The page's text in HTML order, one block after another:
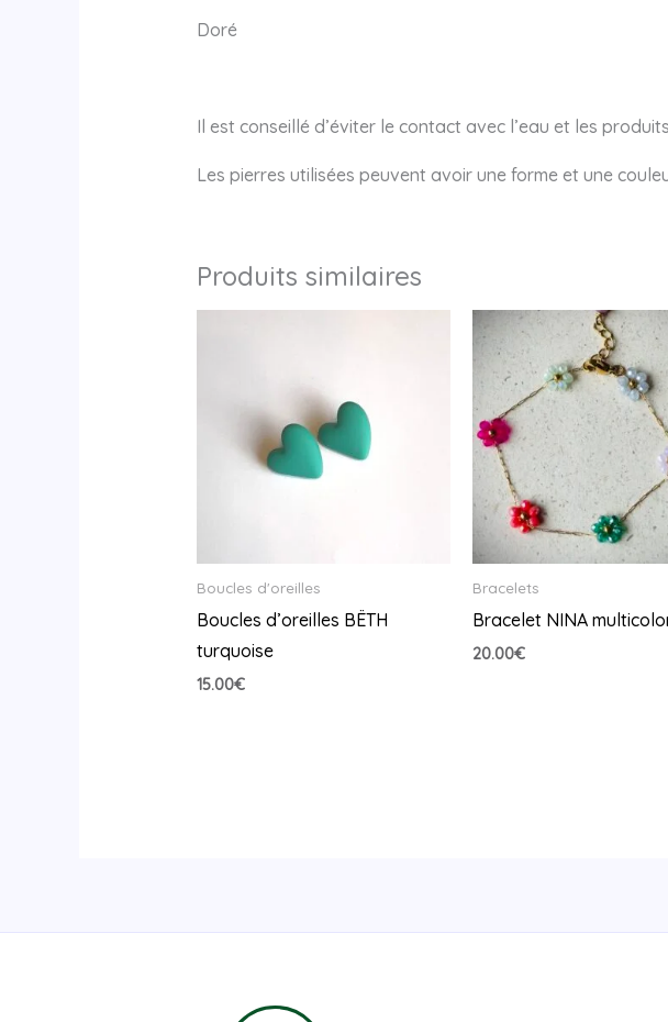
Doré
Il est conseillé d’éviter le contact avec l’eau et les
Les pierres utilisées peuvent avoir une forme et une
Produits similaires
Boucles d'oreilles
Boucles d’oreilles BËTH
turquoise
15.00€
Bracelets
Bracelet NINA
20.00€